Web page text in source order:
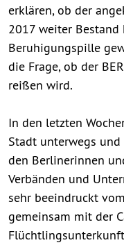
erklären, ob der
2017 weiter
Beruhigungspille
die Frage, ob der
reißen wird.
In den letzten
Stadt unterwegs
den Berlinerinnen
Verbänden und
sehr beeindruckt
gemeinsam mit der